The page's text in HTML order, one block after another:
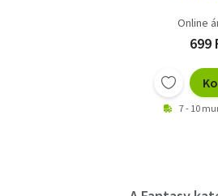
Online
699
7 - 10